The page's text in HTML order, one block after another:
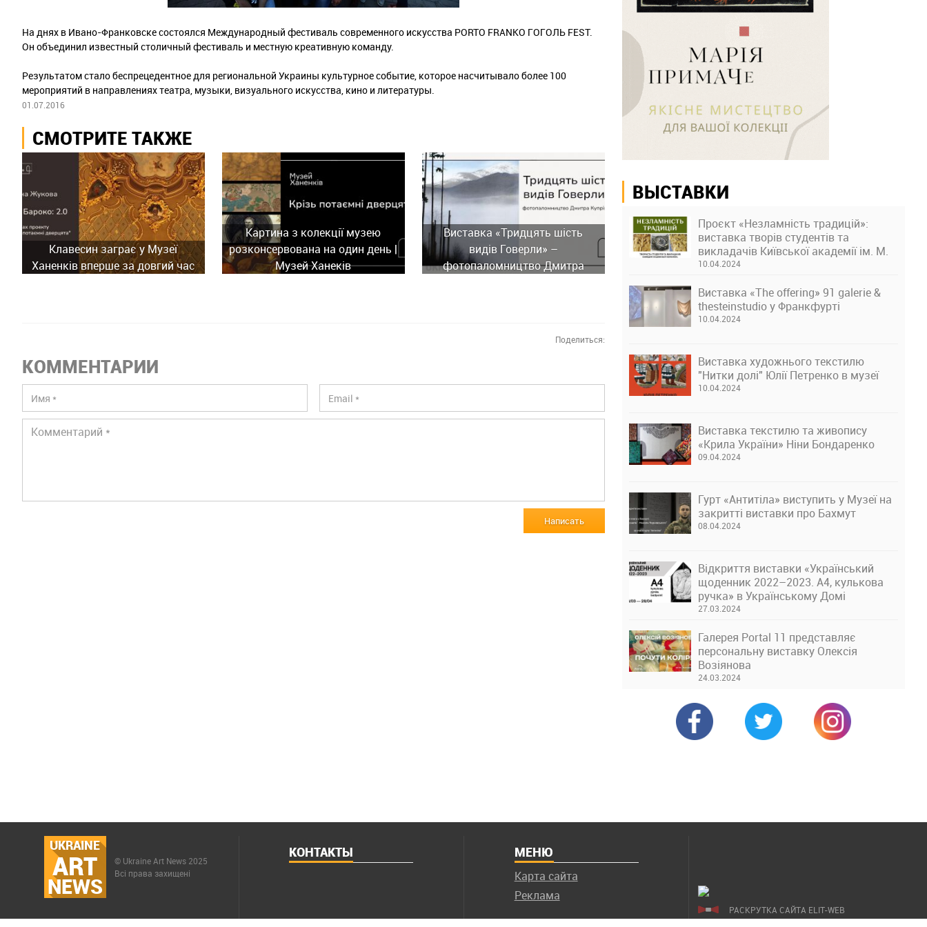
На днях в Ивано-Франковске состоялся Международный фестиваль современного искусства PORTO FRANKO ГОГОЛЬ FEST.
Он объединил известный столичный фестиваль и местную креативную команду.
Результатом стало беспрецедентное для региональной Украины культурное событие, которое насчитывало более 100
мероприятий в направлениях театра, музыки, визуального искусства, кино и литературы.
01.07.2016
СМОТРИТЕ ТАКЖЕ
Клавесин заграє у Музеї
Ханенків вперше за довгий час
Картина з колекції музею
розконсервована на один день |
Музей Ханеків
Виставка «Тридцять шість
видів Говерли» –
фотопаломництво Дмитра
Поделиться:
КОММЕНТАРИИ
Написать
ВЫСТАВКИ
Проєкт «Незламність традицій»:
виставка творів студентів та
викладачів Київської академії ім. М.
Бойчука
10.04.2024
Виставка «The offering» 91 galerie &
thesteinstudio у Франкфурті
10.04.2024
Виставка художнього текстилю
"Нитки долі" Юлії Петренко в музеї
10.04.2024
Виставка текстилю та живопису
«Крила України» Ніни Бондаренко
09.04.2024
Гурт «Антитіла» виступить у Музеї на
закритті виставки про Бахмут
08.04.2024
Відкриття виставки «Український
щоденник 2022–2023. А4, кулькова
ручка» в Українському Домі
27.03.2024
Галерея Portal 11 представляє
персональну виставку Олексія
Возіянова
24.03.2024
UKRAINE
ART
NEWS
© Ukraine Art News 2025
Всі права захищені
КОНТАКТЫ МЕНЮ
Карта сайта
Реклама
РАСКРУТКА САЙТА ELIT-WEB